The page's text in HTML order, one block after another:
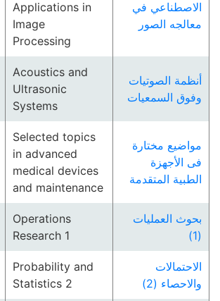
الاصطناعي في
معالجه الصور
Applications in
Image
Processing
أنظمة الصوتيات
وفوق السمعيات
Acoustics and
Ultrasonic
Systems
مواضيع مختارة
فى الأجهزة
الطبية المتقدمة
Selected topics
in advanced
medical devices
and maintenance
بحوث العمليات
Operations
Research 1
الاحتمالات
والاحصاء (2)
Probability and
Statistics 2